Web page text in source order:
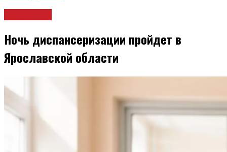
Ночь диспансеризации пройдет в
Ярославской области